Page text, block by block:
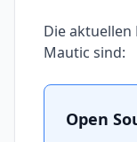
Die aktuellen
Mautic sind:
Open